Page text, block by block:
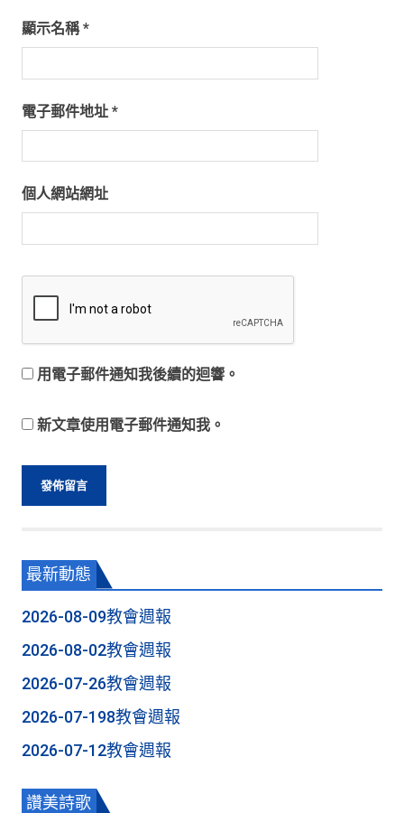
顯示名稱*
電子郵件地址 *
個人網站網址
用電子郵件通知我後續的迴響。
新文章使用電子郵件通知我。
最新動態
2026-08-09教會週報
2026-08-02教會週報
2026-07-26教會週報
2026-07-198教會週報
2026-07-12教會週報
讚美詩歌